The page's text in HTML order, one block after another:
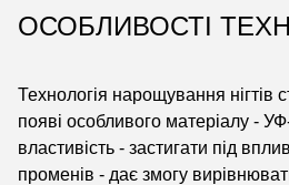
ОСОБЛИВОСТІ
Технологія нарощування нігтів
появі особливого матеріалу -
властивість - застигати під
променів - дає змогу